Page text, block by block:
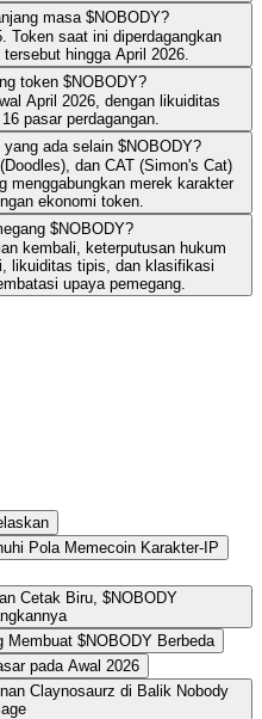
masa $NOBODY?
Token saat ini diperdagangkan
hingga April 2026.
token $NOBODY?
April 2026, dengan likuiditas
pasar perdagangan.
ada selain $NOBODY?
dan CAT (Simon's Cat)
menggabungkan merek karakter
ekonomi token.
$NOBODY?
kembali, keterputusan hukum
likuiditas tipis, dan klasifikasi
upaya pemegang.
Pola Memecoin Karakter-IP
Cetak Biru, $NOBODY
Membuat $NOBODY Berbeda
pada Awal 2026
Claynosaurz di Balik Nobody